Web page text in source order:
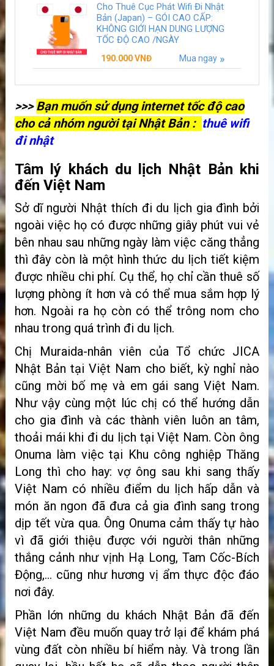
Cho Thuê Cục Phát Wifi Đi Nhật
Bản (Japan) – GÓI CAO CẤP:
KHÔNG GIỚI HẠN DUNG LƯỢNG
TỐC ĐỘ CAO /NGÀY
190.000VNĐ Mua ngay
>>>Bạn muốn sử dụng internet tốc độ cao
cho cả nhóm người tại Nhật Bản : thuê wifi
đi nhật
Tâm lý khách du lịch Nhật Bản khi
đến Việt Nam
Sở dĩ người Nhật thích đi du lịch gia đình bởi
ngoài việc họ có được những giây phút vui vẻ
bên nhau sau những ngày làm việc căng thẳng
thì đây còn là một hình thức du lịch tiết kiệm
được nhiều chi phí. Cụ thể, họ chỉ cần thuê số
lượng phòng ít hơn và có thể mua sắm hợp lý
hơn. Ngoài ra họ còn có thể trông nom cho
nhau trong quá trình đi du lịch.
Chị Muraida-nhân viên của Tổ chức JICA
Nhật Bản tại Việt Nam cho biết, kỳ nghỉ nào
cũng mời bố mẹ và em gái sang Việt Nam.
Như vậy cùng một lúc chị có thể hướng dẫn
cho gia đình và các thành viên luôn an tâm,
thoải mái khi đi du lịch tại Việt Nam. Còn ông
Onuma làm việc tại Khu công nghiệp Thăng
Long thì cho hay: vợ ông sau khi sang thấy
Việt Nam có nhiều điểm du lịch hấp dẫn và
món ăn ngon đã đưa cả gia đình sang trong
dịp tết vừa qua. Ông Onuma cảm thấy tự hào
vì đã giới thiệu được với người thân những
thắng cảnh như vịnh Hạ Long, Tam Cốc-Bích
Động,… cũng như hương vị ẩm thực độc đáo
nơi đây.
Phần lớn những du khách Nhật Bản đã đến
Việt Nam đều muốn quay trở lại để khám phá
vùng đất còn nhiều bí hiểm này. Và trong lần